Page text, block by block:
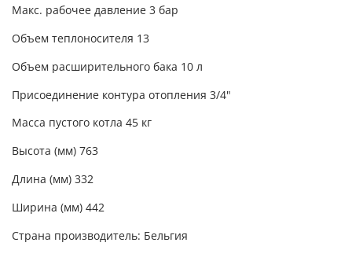
Макс. рабочее давление 3 бар
Объем теплоносителя 13
Объем расширительного бака 10 л
Присоединение контура отопления 3/4"
Масса пустого котла 45 кг
Высота (мм) 763
Длина (мм) 332
Ширина (мм) 442
Страна производитель: Бельгия